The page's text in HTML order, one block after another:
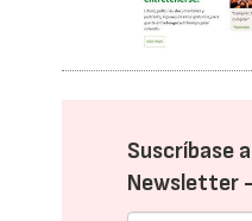
Suscríbase
Newsletter -